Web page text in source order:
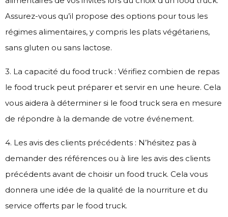
Assurez-vous qu’il propose des options pour tous les
régimes alimentaires, y compris les plats végétariens,
sans gluten ou sans lactose.
3. La capacité du food truck : Vérifiez combien de repas
le food truck peut préparer et servir en une heure. Cela
vous aidera à déterminer si le food truck sera en mesure
de répondre à la demande de votre événement.
4. Les avis des clients précédents : N’hésitez pas à
demander des références ou à lire les avis des clients
précédents avant de choisir un food truck. Cela vous
donnera une idée de la qualité de la nourriture et du
service offerts par le food truck.